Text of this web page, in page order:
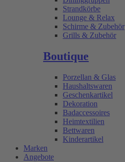
Strandkörbe
Lounge & Relax
Schirme & Zubehör
Grills & Zubehör
Boutique
Porzellan & Glas
Haushaltswaren
Geschenkartikel
Dekoration
Badaccessoires
Heimtextilien
Bettwaren
Kinderartikel
Marken
Angebote